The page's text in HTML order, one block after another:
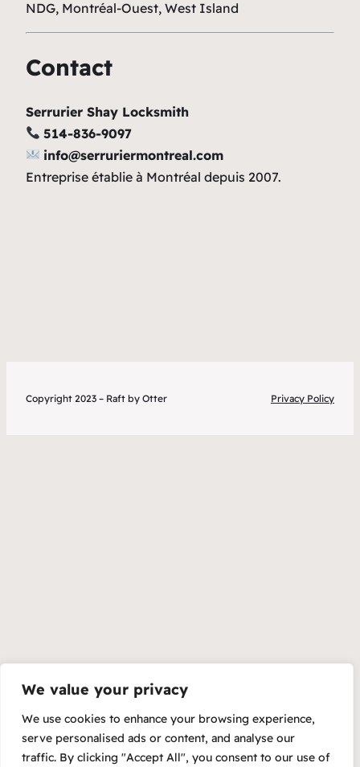
We value your privacy
We use cookies to enhance your browsing experience,
serve personalised ads or content, and analyse our
traffic. By clicking "Accept All", you consent to our use of
NDG, Montréal-Ouest, West Island
Contact
Serrurier Shay Locksmith
514-836-9097
info@serruriermontreal.com
Entreprise établie à Montréal depuis 2007.
Copyright 2023 – Raft by Otter Privacy Policy